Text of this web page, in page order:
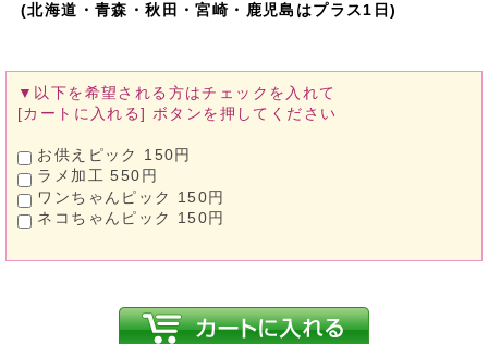
(北海道・青森・秋田・宮崎・鹿児島はプラス1日)
▼以下を希望される方はチェックを入れて
[カートに入れる] ボタンを押してください
お供えピック 150円
ラメ加工 550円
ワンちゃんピック 150円
ネコちゃんピック 150円